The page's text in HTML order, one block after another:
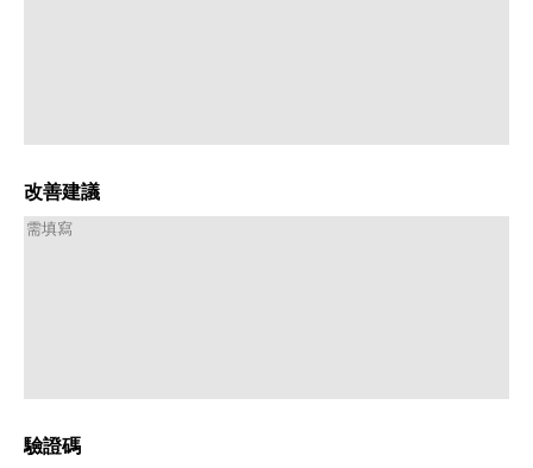
改善建議
驗證碼